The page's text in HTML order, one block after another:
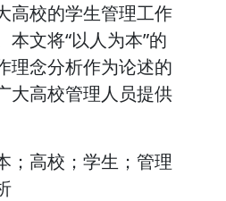
高校的学生管理工作
本文将“以人为本”的
理念分析作为论述的
大高校管理人员提供
；高校；学生；管理